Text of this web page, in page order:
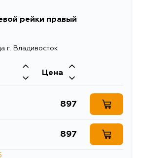
рейки правый
г. Владивосток
Цена
897
897